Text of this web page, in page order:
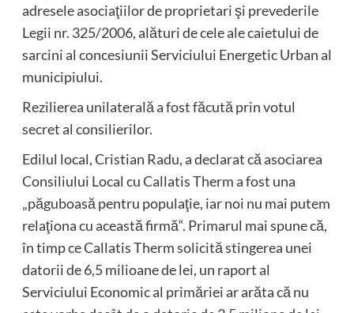
adresele asociaţiilor de proprietari şi prevederile
Legii nr. 325/2006, alături de cele ale caietului de
sarcini al concesiunii Serviciului Energetic Urban al
municipiului.
Rezilierea unilaterală a fost făcută prin votul
secret al consilierilor.
Edilul local, Cristian Radu, a declarat că asociarea
Consiliului Local cu Callatis Therm a fost una
„păguboasă pentru populaţie, iar noi nu mai putem
relaţiona cu această firmă“. Primarul mai spune că,
în timp ce Callatis Therm solicită stingerea unei
datorii de 6,5 milioane de lei, un raport al
Serviciului Economic al primăriei ar arăta că nu